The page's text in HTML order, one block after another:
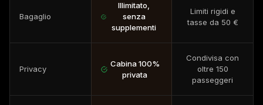
Bagaglio
Illimitato,
senza
supplementi
Limiti rigidi e
tasse da 50 €
Privacy
Cabina 100%
privata
Condivisa con
oltre 150
passeggeri